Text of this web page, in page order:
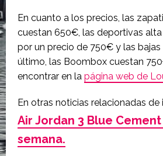
En cuanto a los precios, las
cuestan 650€, las deportivas alta
por un precio de 750€ y las
último, las Boombox cuestan
encontrar en la página web de
En otras noticias relacionadas de
Air Jordan 3 Blue
semana.